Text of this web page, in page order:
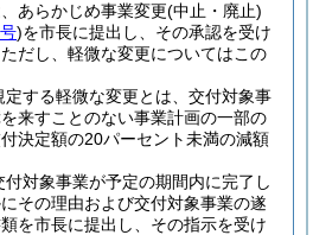
あらかじめ事業変更(中止・廃止)
)を市長に提出し、その承認を受け
ただし、軽微な変更についてはこの
定する軽微な変更とは、交付対象事
来すことのない事業計画の一部の
決定額の20パーセント未満の減額
対象事業が予定の期間内に完了し
その理由および交付対象事業の遂
を市長に提出し、その指示を受け